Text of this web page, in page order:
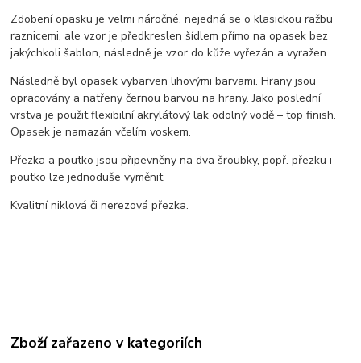
Zdobení opasku je velmi náročné, nejedná se o klasickou ražbu
raznicemi, ale vzor je předkreslen šídlem přímo na opasek bez
jakýchkoli šablon, následně je vzor do kůže vyřezán a vyražen.
Následně byl opasek vybarven lihovými barvami. Hrany jsou
opracovány a natřeny černou barvou na hrany. Jako poslední
vrstva je použit flexibilní akrylátový lak odolný vodě – top finish.
Opasek je namazán včelím voskem.
Přezka a poutko jsou připevněny na dva šroubky, popř. přezku i
poutko lze jednoduše vyměnit.
Kvalitní niklová či nerezová přezka.
Zboží zařazeno v kategoriích